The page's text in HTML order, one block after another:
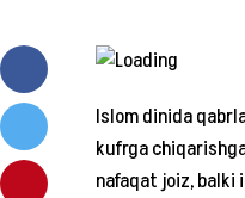
Islom dinida
kufrga
nafaqat joiz, balki